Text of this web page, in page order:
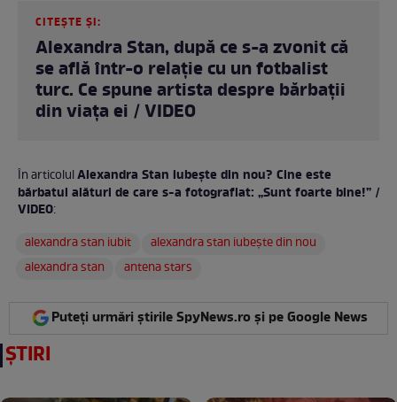
CITEȘTE ȘI:
Alexandra Stan, după ce s-a zvonit că
se află într-o relație cu un fotbalist
turc. Ce spune artista despre bărbații
din viața ei / VIDEO
În articolulAlexandra Stan iubește din nou? Cine este
bărbatul alături de care s-a fotografiat: „Sunt foarte bine!” /
VIDEO:
alexandra stan iubit
alexandra stan iubește din nou
alexandra stan
antena stars
Puteți urmări știrile SpyNews.ro și pe Google News
ȘTIRI